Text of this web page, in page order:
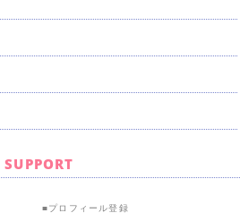
SUPPORT
プロフィール登録